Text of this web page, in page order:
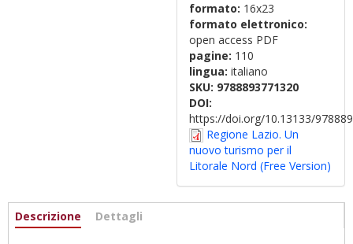
formato: 16x23
formato elettronico:
open access PDF
pagine: 110
lingua: italiano
SKU: 9788893771320
DOI:
https://doi.org/10.13133/
Regione Lazio. Un
nuovo turismo per il
Litorale Nord (Free Version)
Informazioni
Descrizione (active
Dettagli